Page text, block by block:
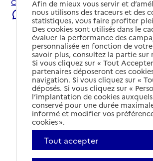
Castelnau-le-Lez.
Signaler une erreur
Afin de mieux vous servir et
nous utilisons des traceurs et des
statistiques, vous faire profiter
Des cookies sont utilisés dans le
évaluer la performance des
personnalisée en fonction de
savoir plus, consultez la partie
Si vous cliquez sur « Tout
partenaires déposeront ces
navigation. Si vous cliquez sur «
déposés. Si vous cliquez sur «
l’implantation de cookies
conservé pour une durée
informé et modifier vos
cookies ».
Tout accepter